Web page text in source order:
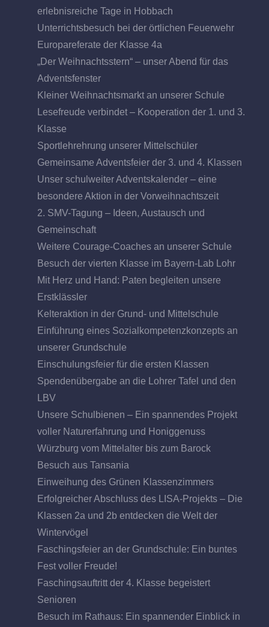
erlebnisreiche Tage in Hobbach
Unterrichtsbesuch bei der örtlichen Feuerwehr
Europareferate der Klasse 4a
„Der Weihnachtsstern“ – unser Abend für das
Adventsfenster
Kleiner Weihnachtsmarkt an unserer Schule
Lesefreude verbindet – Kooperation der 1. und 3.
Klasse
Sportlehrehrung unserer Mittelschüler
Gemeinsame Adventsfeier der 3. und 4. Klassen
Unser schulweiter Adventskalender – eine
besondere Aktion in der Vorweihnachtszeit
2. SMV-Tagung – Ideen, Austausch und
Gemeinschaft
Weitere Courage-Coaches an unserer Schule
Besuch der vierten Klasse im Bayern-Lab Lohr
Mit Herz und Hand: Paten begleiten unsere
Erstklässler
Kelteraktion in der Grund- und Mittelschule
Einführung eines Sozialkompetenzkonzepts an
unserer Grundschule
Einschulungsfeier für die ersten Klassen
Spendenübergabe an die Lohrer Tafel und den
LBV
Unsere Schulbienen – Ein spannendes Projekt
voller Naturerfahrung und Honiggenuss
Würzburg vom Mittelalter bis zum Barock
Besuch aus Tansania
Einweihung des Grünen Klassenzimmers
Erfolgreicher Abschluss des LISA-Projekts – Die
Klassen 2a und 2b entdecken die Welt der
Wintervögel
Faschingsfeier an der Grundschule: Ein buntes
Fest voller Freude!
Faschingsauftritt der 4. Klasse begeistert
Senioren
Besuch im Rathaus: Ein spannender Einblick in